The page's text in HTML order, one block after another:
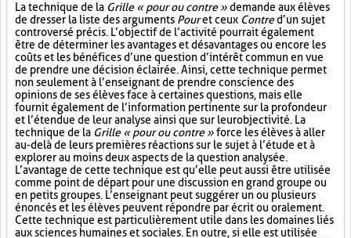
La technique de la Grille « pour ou contre »demande aux élèves
de dresser la liste des arguments Pouret ceux Contred’un sujet
controversé précis. L’objectif de l’activité pourrait également
être de déterminer les avantages et désavantages ou encore les
coûts et les bénéfices d’une question d’intérêt commun en vue
de prendre une décision éclairée. Ainsi, cette technique permet
non seulement à l’enseignant de prendre conscience des
opinions de ses élèves face à certaines questions, mais elle
fournit également de l’information pertinente sur la profondeur
et l’étendue de leur analyse ainsi que sur leur objectivité. La
technique de la Grille « pour ou contre »force les élèves à aller
au-delà de leurs premières réactions sur le sujet à l’étude et à
explorer au moins deux aspects de la question analysée.
L’avantage de cette technique est qu’elle peut aussi être utilisée
comme point de départ pour une discussion en grand groupe ou
en petits groupes. L’enseignant peut suggérer un ou plusieurs
énoncés et les élèves peuvent répondre par écrit ou oralement.
Cette technique est particulièrement utile dans les domaines liés
aux sciences humaines et sociales. En outre, si elle est utilisée